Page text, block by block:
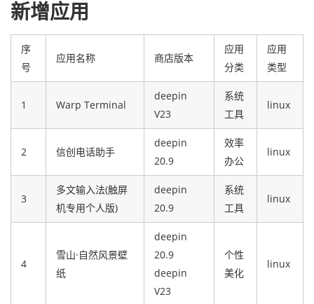
新增应用
序
号
应用名称 商店版本
应用
分类
应用
类型
1 Warp Terminal
deepin
V23
系统
工具
linux
2 信创电话助手
deepin
20.9
效率
办公
linux
3
多文输入法(触屏
机专用个人版)
deepin
20.9
系统
工具
linux
4
雪山·自然风景壁
纸
deepin
20.9
deepin
V23
个性
美化
linux